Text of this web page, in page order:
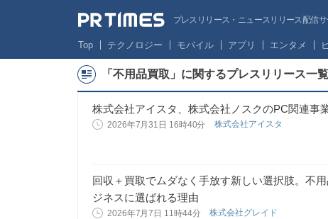
プレスリリース・ニュースリリース配信
Top テクノロジー モバイル アプリ エンタメ
「不用品買取」に関するプレスリリース一覧
株式会社アイスタ、株式会社ノスクのPC関連事
2026年7月31日 16時40分 株式会社アイスタ
回収＋買取でムダなく手放す新しい選択肢。不
ジネスに選ばれる理由
2026年7月7日 11時44分 株式会社グレイド